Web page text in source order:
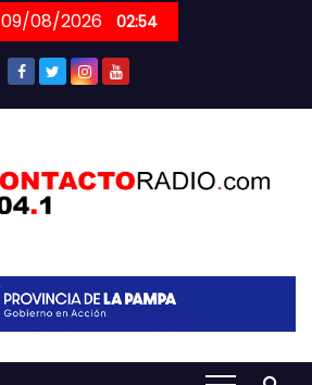
09/08/2026 02:54